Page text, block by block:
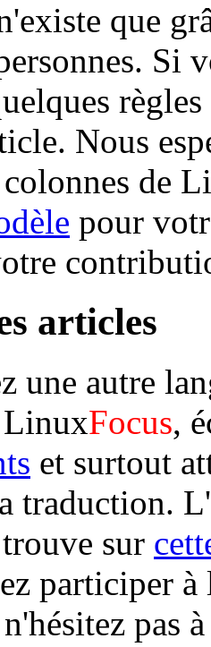
que
Si
Nous
de
pour
articles
une autre
LinuxFocus,
et surtout
traduction.
sur
participer
pas